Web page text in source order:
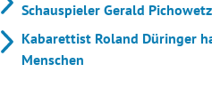
Schauspieler Gerald
Kabarettist Roland Düringer
Menschen